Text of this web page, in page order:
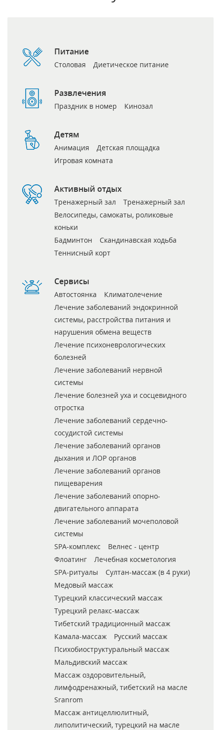
Питание
Столовая Диетическое питание
Развлечения
Праздник в номер Кинозал
Детям
Анимация
Детская площадка
Игровая комната
Активный отдых
Тренажерный зал
Тренажерный зал
Велосипеды, самокаты, роликовые
коньки
Бадминтон
Скандинавская ходьба
Теннисный корт
Сервисы
Автостоянка
Климатолечение
Лечение заболеваний эндокринной
системы, расстройства питания и
нарушения обмена веществ
Лечение психоневрологических
болезней
Лечение заболеваний нервной
системы
Лечение болезней уха и сосцевидного
отростка
Лечение заболеваний сердечно-
сосудистой системы
Лечение заболеваний органов
дыхания и ЛОР органов
Лечение заболеваний органов
пищеварения
Лечение заболеваний опорно-
двигательного аппарата
Лечение заболеваний мочеполовой
системы
SPA-комплекс
Велнес - центр
Флоатинг
Лечебная косметология
SPA-ритуалы
Султан-массаж (в 4 руки)
Медовый массаж
Турецкий классический массаж
Турецкий релакс-массаж
Тибетский традиционный массаж
Камала-массаж
Русский массаж
Психобиоструктуральный массаж
Мальдивский массаж
Массаж оздоровительный,
лимфодренажный, тибетский на масле
Sranrom
Массаж антицеллюлитный,
липолитический, турецкий на масле